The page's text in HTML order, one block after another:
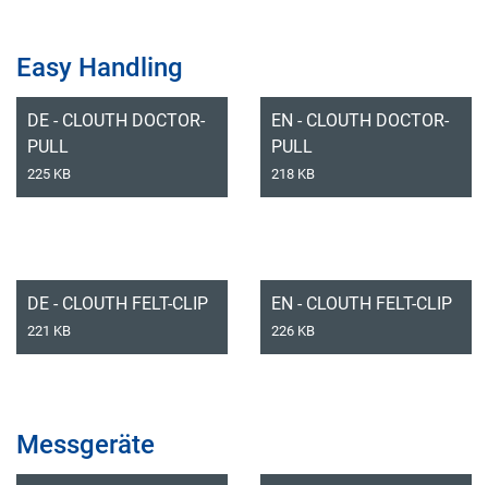
Easy Handling
DE - CLOUTH DOCTOR-
PULL
225 KB
EN - CLOUTH DOCTOR-
PULL
218 KB
DE - CLOUTH FELT-CLIP
221 KB
EN - CLOUTH FELT-CLIP
226 KB
Messgeräte